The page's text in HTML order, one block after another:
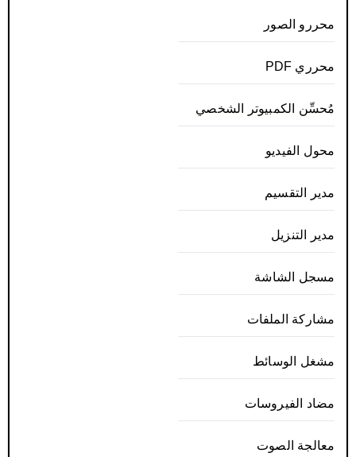
محررو الصور
محرري PDF
مُحسِّن الكمبيوتر الشخصي
محول الفيديو
مدير التقسيم
مدير التنزيل
مسجل الشاشة
مشاركة الملفات
مشغل الوسائط
مضاد الفيروسات
معالجة الصوت